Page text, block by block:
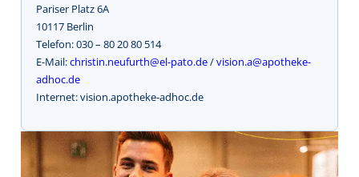
Pariser Platz 6A
10117 Berlin
Telefon: 030 – 80 20 80 514
E-Mail:christin.neufurth@el-pato.de/vision.a@apotheke-
adhoc.de
Internet: vision.apotheke-adhoc.de